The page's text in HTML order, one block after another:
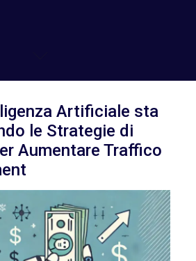
Artificiale sta
le Strategie di
Aumentare Traffico